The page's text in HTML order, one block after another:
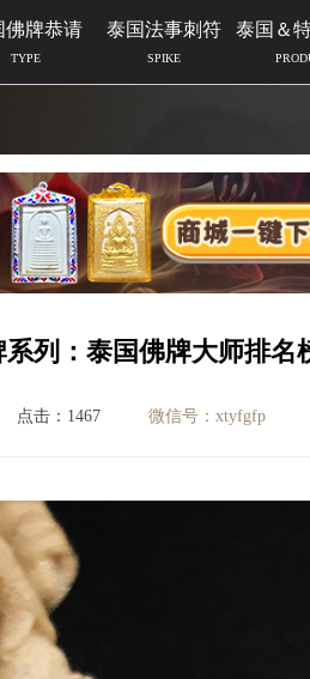
佛牌恭请
TYPE
泰国法事刺符
SPIKE
泰国＆
列：泰国佛牌大师排名
点击：1467 微信号：xtyfgfp